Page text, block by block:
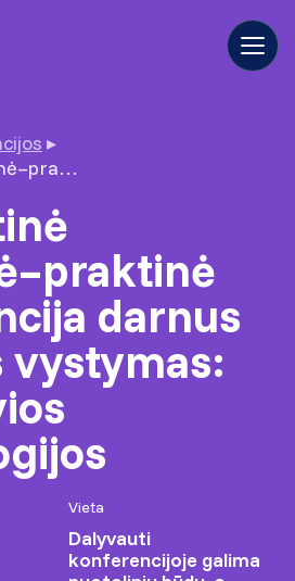
▸
Tarptautinė mokslinė–praktinė konferencija darnus aplinkos vystymas: Inovatyvios technologijos
darnus
vystymas:
Vieta
Dalyvauti
konferencijoje galima